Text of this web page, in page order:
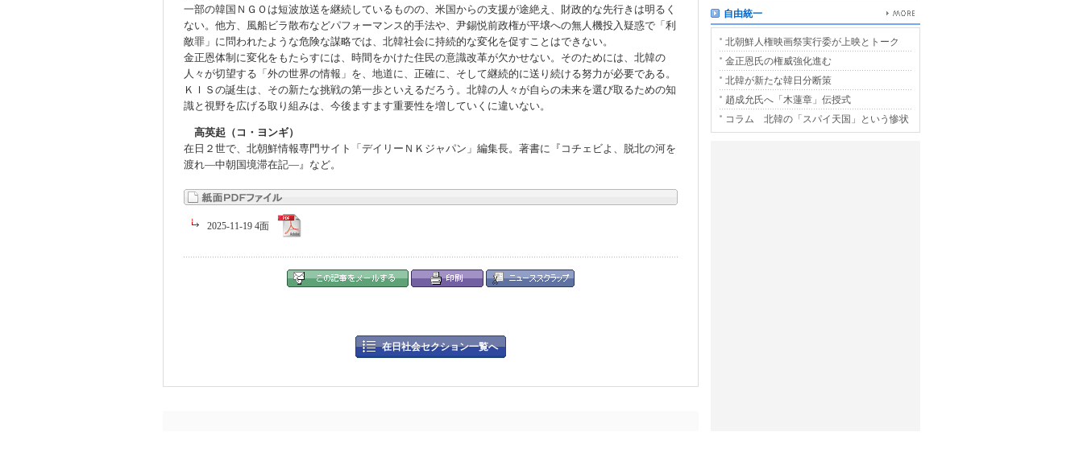
一部の韓国ＮＧＯは短波放送を継続しているものの、米国からの支援が途絶え、財政的な先行きは明るく
ない。他方、風船ビラ散布などパフォーマンス的手法や、尹錫悦前政権が平壌への無人機投入疑惑で「利
敵罪」に問われたような危険な謀略では、北韓社会に持続的な変化を促すことはできない。
金正恩体制に変化をもたらすには、時間をかけた住民の意識改革が欠かせない。そのためには、北韓の
人々が切望する「外の世界の情報」を、地道に、正確に、そして継続的に送り続ける努力が必要である。
ＫＩＳの誕生は、その新たな挑戦の第一歩といえるだろう。北韓の人々が自らの未来を選び取るための知
識と視野を広げる取り組みは、今後ますます重要性を増していくに違いない。
高英起（コ・ヨンギ）
在日２世で、北朝鮮情報専門サイト「デイリーＮＫジャパン」編集長。著書に『コチェビよ、脱北の河を
渡れ―中朝国境滞在記―』など。
2025-11-19 4面
在日社会セクション一覧へ
自由統一
北朝鮮人権映画祭実行委が上映とトーク
金正恩氏の権威強化進む
北韓が新たな韓日分断策
趙成允氏へ「木蓮章」伝授式
コラム 北韓の「スパイ天国」という惨状